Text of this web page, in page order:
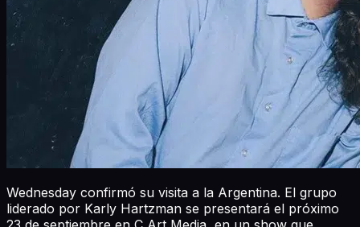
Wednesday confirmó su visita a la Argentina. El grupo
liderado por Karly Hartzman se presentará el próximo